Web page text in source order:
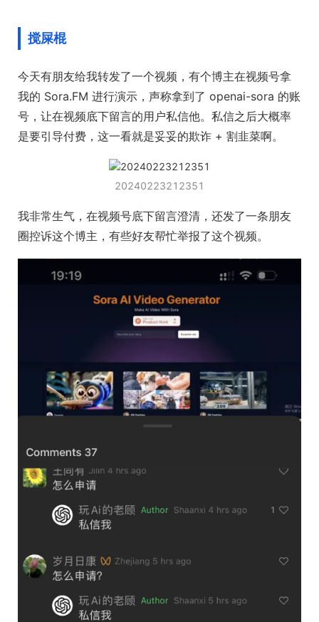
搅屎棍
今天有朋友给我转发了一个视频，有个博主在视频号拿
我的 Sora.FM 进行演示，声称拿到了 openai-sora 的账
号，让在视频底下留言的用户私信他。私信之后大概率
是要引导付费，这一看就是妥妥的欺诈 + 割韭菜啊。
20240223212351
我非常生气，在视频号底下留言澄清，还发了一条朋友
圈控诉这个博主，有些好友帮忙举报了这个视频。